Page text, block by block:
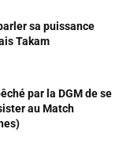
sa puissance
Takam
par la DGM de se
au Match